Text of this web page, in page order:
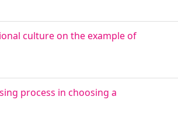
culture on the example of
process in choosing a